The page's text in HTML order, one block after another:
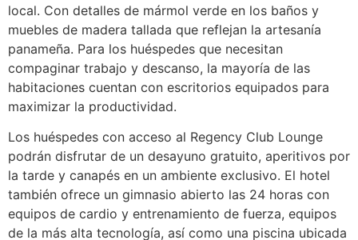
local. Con detalles de mármol verde en los baños y
muebles de madera tallada que reflejan la artesanía
panameña. Para los huéspedes que necesitan
compaginar trabajo y descanso, la mayoría de las
habitaciones cuentan con escritorios equipados para
maximizar la productividad.
Los huéspedes con acceso al Regency Club Lounge
podrán disfrutar de un desayuno gratuito, aperitivos por
la tarde y canapés en un ambiente exclusivo. El hotel
también ofrece un gimnasio abierto las 24 horas con
equipos de cardio y entrenamiento de fuerza, equipos
de la más alta tecnología, así como una piscina ubicada